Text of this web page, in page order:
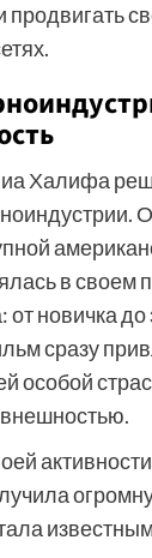
продвигать
Халифа
в
новичка до
сразу
особой
внешностью.